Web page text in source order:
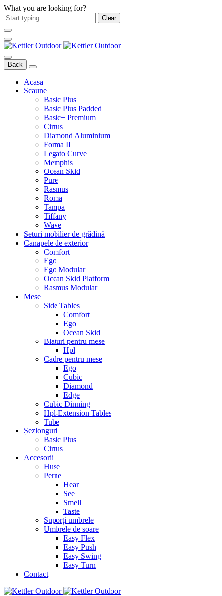
What you are looking for?
Clear
Back
Acasa
Scaune
Basic Plus
Basic Plus Padded
Basic+ Premium
Cirrus
Diamond Aluminium
Forma II
Legato Curve
Memphis
Ocean Skid
Pure
Rasmus
Roma
Tampa
Tiffany
Wave
Seturi mobilier de grădină
Canapele de exterior
Comfort
Ego
Ego Modular
Ocean Skid Platform
Rasmus Modular
Mese
Side Tables
Comfort
Ego
Ocean Skid
Blaturi pentru mese
Hpl
Cadre pentru mese
Ego
Cubic
Diamond
Edge
Cubic Dinning
Hpl-Extension Tables
Tube
Șezlonguri
Basic Plus
Cirrus
Accesorii
Huse
Perne
Hear
See
Smell
Taste
Suporți umbrele
Umbrele de soare
Easy Flex
Easy Push
Easy Swing
Easy Turn
Contact